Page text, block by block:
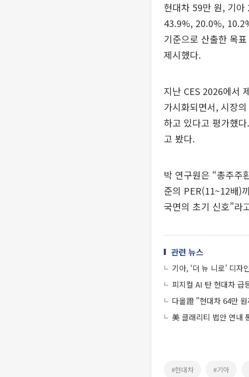
현대차 59만 원, 기
43.9%, 20.0%,
기준으로 산출한 목
제시했다.
지난 CES 2026에서
가시화되면서, 시장
하고 있다고 평가했
고 봤다.
박 연구원은 “총주주
준의 PER(11~12배)
국면의 초기 신호”라
관련 뉴스
기아, ‘더 뉴 니로’ 디
피지컬 AI 탄 현대차 급
다올證 "현대차 64만
美 클래리티 법안 연내
#현대차 #기아